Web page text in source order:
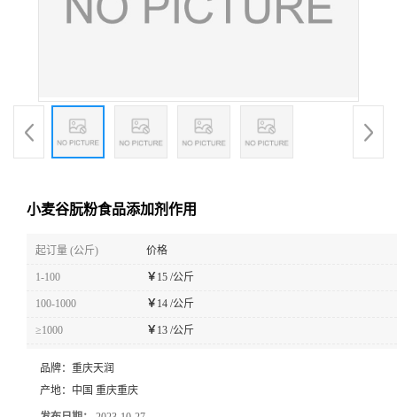
小麦谷朊粉食品添加剂作用
起订量 (公斤) 价格
1-100 ￥15 /公斤
100-1000 ￥14 /公斤
≥1000 ￥13 /公斤
品牌： 重庆天润
产地： 中国 重庆重庆